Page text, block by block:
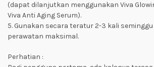
(dapat dilanjutkan menggunakan Viva
Viva Anti Aging Serum).
5. Gunakan secara teratur 2-3 kali
perawatan maksimal.
Perhatian :